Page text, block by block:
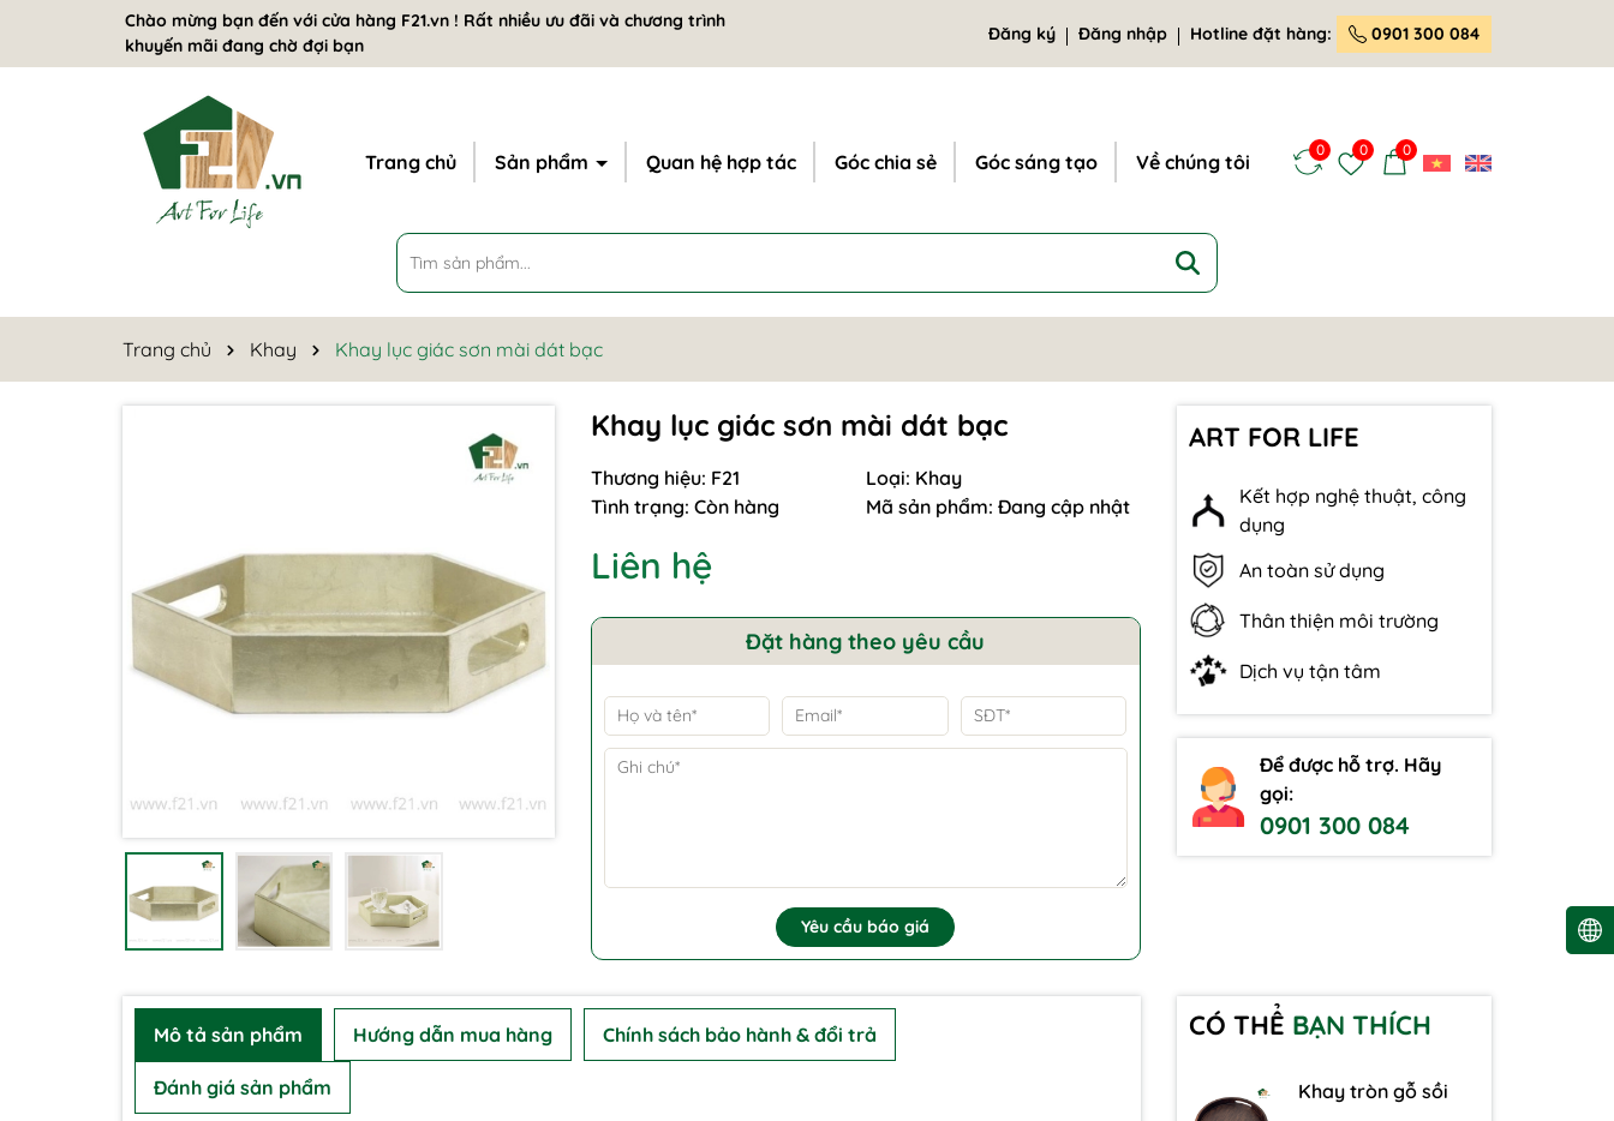
Chào mừng bạn đến với cửa hàng F21.vn ! Rất nhiều ưu đãi và chương trình
khuyến mãi đang chờ đợi bạn
Đăng ký Đăng nhập Hotline đặt hàng: 0901 300 084
Trang chủ Sản phẩm Quan hệ hợp tác Góc chia sẻ Góc sáng tạo Về chúng tôi
0 0 0
Trang chủ Khay Khay lục giác sơn mài dát bạc
Khay lục giác sơn mài dát bạc
Thương hiệu: F21 Loại: Khay
Tình trạng: Còn hàng Mã sản phẩm: Đang cập nhật
Liên hệ
Đặt hàng theo yêu cầu
Yêu cầu báo giá
ART FOR LIFE
Kết hợp nghệ thuật, công
dụng
An toàn sử dụng
Thân thiện môi trường
Dịch vụ tận tâm
Để được hỗ trợ. Hãy
gọi:
0901 300 084
Mô tả sản phẩm Hướng dẫn mua hàng Chính sách bảo hành & đổi trả
Đánh giá sản phẩm
CÓ THỂ BẠN THÍCH
Khay tròn gỗ sồi